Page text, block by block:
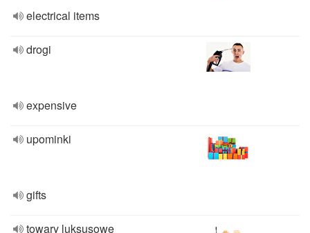
electrical items
drogi
expensive
upominki
gifts
towary luksusowe